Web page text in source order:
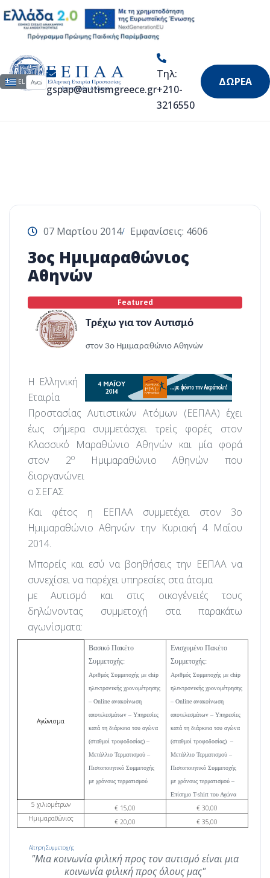
Επιλέξτε τη γλώσσα σας
EL Αναζήτηση...
gspap@autismgreece.gr
Τηλ:
+210-
3216550
ΔΩΡΕΑ
Τρέχω για τον αυτισμό
Featured
3ος Ημιμαραθώνιος
Αθηνών
07 Μαρτίου 2014 Εμφανίσεις: 4606
Τρέχω για τον Αυτισμό
στον 3ο Ημιμαραθώνιο Αθηνών
Η Ελληνική
Εταιρία
Προστασίας Αυτιστικών Ατόμων (ΕΕΠΑΑ) έχει
έως σήμερα συμμετάσχει τρείς φορές στον
Κλασσικό Μαραθώνιο Αθηνών και μία φορά
στον 2οΗμιμαραθώνιο Αθηνών που
διοργανώνει
ο ΣΕΓΑΣ
Και φέτος η ΕΕΠΑΑ συμμετέχει στον 3ο
Ημιμαραθώνιο Αθηνών την Κυριακή 4 Μαΐου
2014.
Μπορείς και εσύ να βοηθήσεις την ΕΕΠΑΑ να
συνεχίσει να παρέχει υπηρεσίες στα άτομα
με Αυτισμό και στις οικογένειές τους
δηλώνοντας συμμετοχή στα παρακάτω
αγωνίσματα:
Αγώνισμα
Βασικό Πακέτο
Συμμετοχής:
Αριθμός Συμμετοχής με chip
ηλεκτρονικής χρονομέτρησης
– Οnline ανακοίνωση
αποτελεσμάτων – Υπηρεσίες
κατά τη διάρκεια του αγώνα
(σταθμοί τροφοδοσίας) –
Μετάλλιο Τερματισμού –
Πιστοποιητικό Συμμετοχής
με χρόνους τερματισμού
Ενισχυμένο Πακέτο
Συμμετοχής:
Αριθμός Συμμετοχής με chip
ηλεκτρονικής χρονομέτρησης
– Online ανακοίνωση
αποτελεσμάτων – Υπηρεσίες
κατά τη διάρκεια του αγώνα
(σταθμοί τροφοδοσίας) –
Μετάλλιο Τερματισμού –
Πιστοποιητικό Συμμετοχής
με χρόνους τερματισμού –
Επίσημο T-shirt του Αγώνα
5 χιλιομέτρων € 15,00
€ 30,00
Ημιμαραθώνιος
€ 20,00 € 35,00
Αίτηση Συμμετοχής
"Μια κοινωνία φιλική προς τον αυτισμό είναι μια
κοινωνία φιλική προς όλους μας"